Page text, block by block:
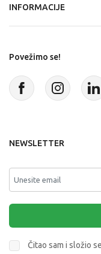
INFORMACIJE
Povežimo se!
NEWSLETTER
Čitao sam i složio